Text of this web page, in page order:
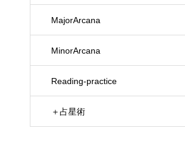
MajorArcana
MinorArcana
Reading-practice
＋占星術